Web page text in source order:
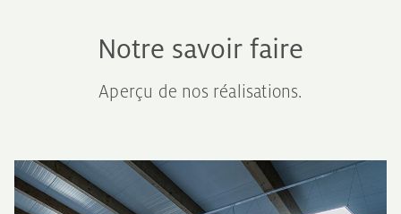
Notre savoir faire
Aperçu de nos réalisations.